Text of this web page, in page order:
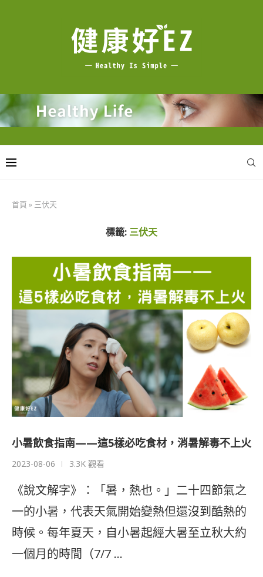
首頁 » 三伏天
標籤: 三伏天
小暑飲食指南——這5樣必吃食材，消暑解毒不上火
2023-08-06 3.3K 觀看
《說文解字》：「暑，熱也。」二十四節氣之
一的小暑，代表天氣開始變熱但還沒到酷熱的
時候。每年夏天，自小暑起經大暑至立秋大約
一個月的時間（7/7 …